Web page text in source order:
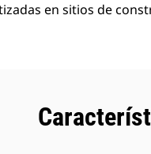
en sitios de